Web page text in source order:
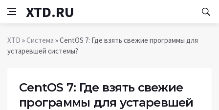
XTD.RU
XTD »Система » CentOS 7: Где взять свежие программы для
устаревшей системы?
CentOS 7: Где взять свежие
программы для устаревшей